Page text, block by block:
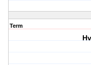
Term